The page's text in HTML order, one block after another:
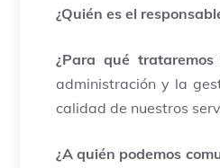
¿Quién es el
¿Para qué trataremos
administración y la
calidad de nuestros
¿A quién podemos